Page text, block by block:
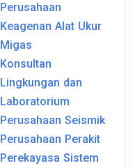
Perusahaan
Keagenan Alat Ukur
Migas
Konsultan
Lingkungan dan
Laboratorium
Perusahaan Seismik
Perusahaan Perakit
Perekayasa Sistem